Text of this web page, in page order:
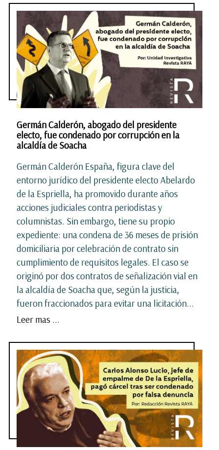
Germán Calderón, abogado del presidente
electo, fue condenado por corrupción en la
alcaldía de Soacha
Germán Calderón España, figura clave del
entorno jurídico del presidente electo Abelardo
de la Espriella, ha promovido durante años
acciones judiciales contra periodistas y
columnistas. Sin embargo, tiene su propio
expediente: una condena de 36 meses de prisión
domiciliaria por celebración de contrato sin
cumplimiento de requisitos legales. El caso se
originó por dos contratos de señalización vial en
la alcaldía de Soacha que, según la justicia,
fueron fraccionados para evitar una licitación...
Leer mas ...